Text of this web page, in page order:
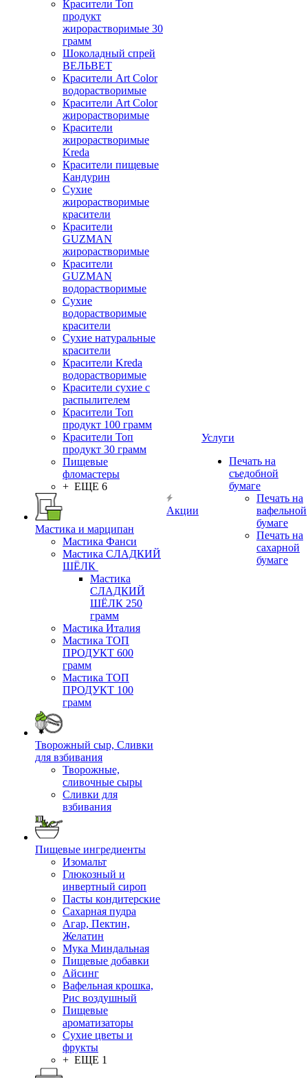
Красители Топ
продукт
жирорастворимые 30
грамм
Шоколадный спрей
ВЕЛЬВЕТ
Красители Art Color
водорастворимые
Красители Art Color
жирорастворимые
Красители
жирорастворимые
Kreda
Красители пищевые
Кандурин
Сухие
жирорастворимые
красители
Красители
GUZMAN
жирорастворимые
Красители
GUZMAN
водорастворимые
Сухие
водорастворимые
красители
Сухие натуральные
красители
Красители Kreda
водорастворимые
Красители сухие с
распылителем
Красители Топ
продукт 100 грамм
Красители Топ
продукт 30 грамм
Пищевые
фломастеры
+ ЕЩЕ 6
Мастика и марципан
Мастика Фанси
Мастика СЛАДКИЙ
ШЁЛК
Мастика
СЛАДКИЙ
ШЁЛК 250
грамм
Мастика Италия
Мастика ТОП
ПРОДУКТ 600
грамм
Мастика ТОП
ПРОДУКТ 100
грамм
Творожный сыр, Сливки
для взбивания
Творожные,
сливочные сыры
Сливки для
взбивания
Пищевые ингредиенты
Изомальт
Глюкозный и
инвертный сироп
Пасты кондитерские
Сахарная пудра
Агар, Пектин,
Желатин
Мука Миндальная
Пищевые добавки
Айсинг
Вафельная крошка,
Рис воздушный
Пищевые
ароматизаторы
Сухие цветы и
фрукты
+ ЕЩЕ 1
Акции
Услуги
Печать на
съедобной
бумаге
Печать на
вафельной
бумаге
Печать на
сахарной
бумаге